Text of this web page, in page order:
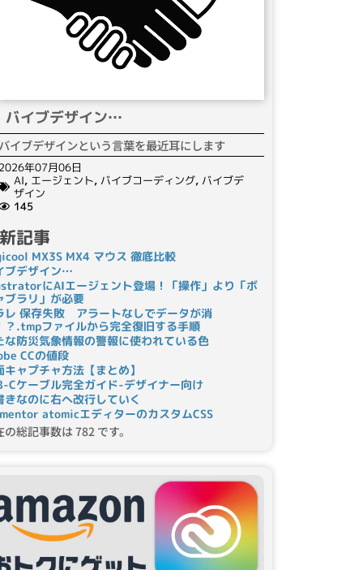
バイブデザイン…
イブデザインという言葉を最近耳にします
年07月06日
AI, エージェント,バイブコーディング,バイブデ
ザイン
145
記事
MX3S MX4 マウス 徹底比較
ブデザイン…
にAIエージェント登場！「操作」より「ボ
ブラリ」が必要
レ 保存失敗 アラートなしでデータが消
？.tmpファイルから完全復旧する手順
な防災気象情報の警報に使われている色
CCの値段
キャプチャ方法【まとめ】
Cケーブル完全ガイド-デザイナー向け
きなのに右へ改行していく
atomicエディターのカスタムCSS
の総記事数は 782 です。